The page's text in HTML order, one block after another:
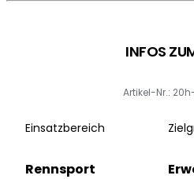
INFOS
Artikel-Nr.:
Einsatzbereich
Rennsport